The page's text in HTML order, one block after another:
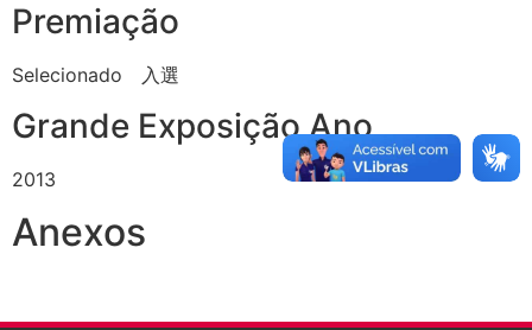
Premiação
Selecionado 入選
Grande Exposição Ano
2013
Anexos